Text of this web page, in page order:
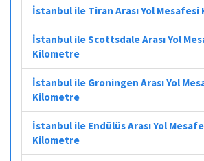
İstanbul ile Tiran Arası Yol
İstanbul ile Scottsdale Arası Yol
Kilometre
İstanbul ile Groningen Arası Yol
Kilometre
İstanbul ile Endülüs Arası Yol
Kilometre